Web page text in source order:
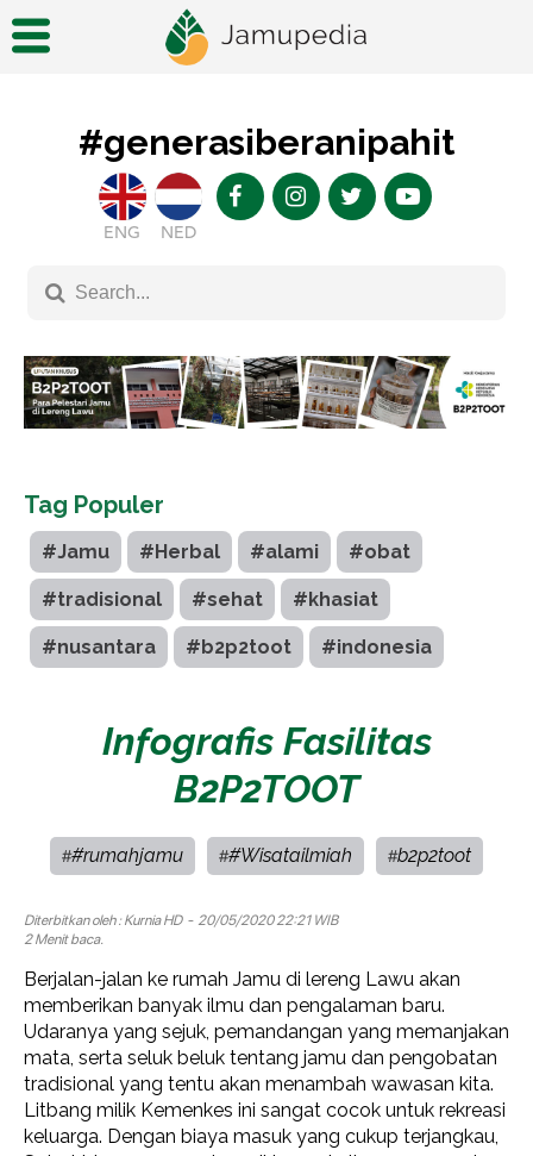
#generasiberanipahit
ENG NED
Tag Populer
#Jamu #Herbal #alami #obat
#tradisional #sehat #khasiat
#nusantara #b2p2toot #indonesia
Infografis Fasilitas
B2P2TOOT
##rumahjamu ##Wisatailmiah #b2p2toot
Diterbitkan oleh : Kurnia HD- 20/05/2020 22:21 WIB
2 Menit baca.
Berjalan-jalan ke rumah Jamu di lereng Lawu akan
memberikan banyak ilmu dan pengalaman baru.
Udaranya yang sejuk, pemandangan yang memanjakan
mata, serta seluk beluk tentang jamu dan pengobatan
tradisional yang tentu akan menambah wawasan kita.
Litbang milik Kemenkes ini sangat cocok untuk rekreasi
keluarga. Dengan biaya masuk yang cukup terjangkau,